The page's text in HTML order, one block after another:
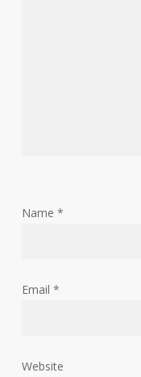
Name *
Email *
Website